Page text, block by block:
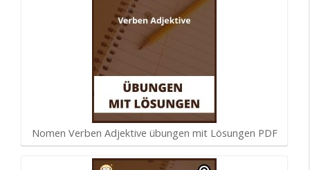
Nomen Verben Adjektive übungen mit Lösungen PDF